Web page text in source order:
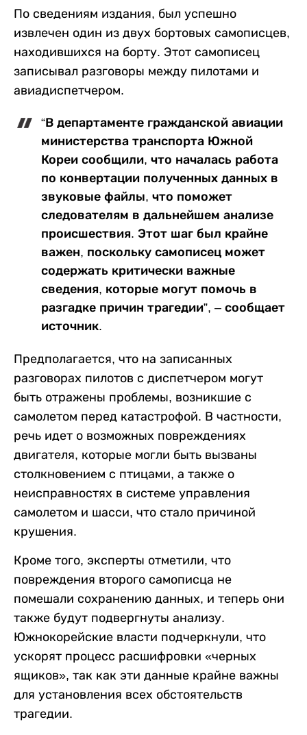
По сведениям издания, был успешно
извлечен один из двух бортовых самописцев,
находившихся на борту. Этот самописец
записывал разговоры между пилотами и
авиадиспетчером.
“В департаменте гражданской авиации
министерства транспорта Южной
Кореи сообщили, что началась работа
по конвертации полученных данных в
звуковые файлы, что поможет
следователям в дальнейшем анализе
происшествия. Этот шаг был крайне
важен, поскольку самописец может
содержать критически важные
сведения, которые могут помочь в
разгадке причин трагедии”, – сообщает
источник.
Предполагается, что на записанных
разговорах пилотов с диспетчером могут
быть отражены проблемы, возникшие с
самолетом перед катастрофой. В частности,
речь идет о возможных повреждениях
двигателя, которые могли быть вызваны
столкновением с птицами, а также о
неисправностях в системе управления
самолетом и шасси, что стало причиной
крушения.
Кроме того, эксперты отметили, что
повреждения второго самописца не
помешали сохранению данных, и теперь они
также будут подвергнуты анализу.
Южнокорейские власти подчеркнули, что
ускорят процесс расшифровки «черных
ящиков», так как эти данные крайне важны
для установления всех обстоятельств
трагедии.